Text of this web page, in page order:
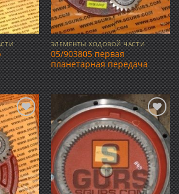
ЭЛЕМЕНТЫ ХОДОВОЙ ЧАСТИ
05/903805 первая
планетарная передача
в список
желаний
Добавить
в список
желаний